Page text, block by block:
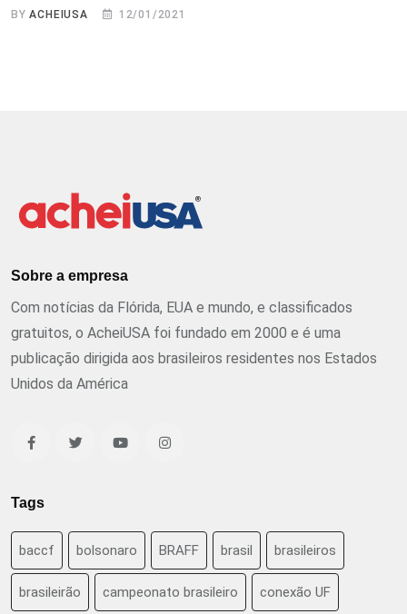
BYACHEIUSA 12/01/2021
Sobre a empresa
Com notícias da Flórida, EUA e mundo, e classificados
gratuitos, o AcheiUSA foi fundado em 2000 e é uma
publicação dirigida aos brasileiros residentes nos Estados
Unidos da América
Tags
baccf bolsonaro BRAFF brasil brasileiros
brasileirão campeonato brasileiro conexão UF